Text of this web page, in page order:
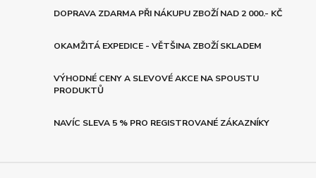
DOPRAVA ZDARMA PŘI NÁKUPU ZBOŽÍ NAD 2 000.- KČ
OKAMŽITÁ EXPEDICE - VĚTŠINA ZBOŽÍ SKLADEM
VÝHODNÉ CENY A SLEVOVÉ AKCE NA SPOUSTU
PRODUKTŮ
NAVÍC SLEVA 5 % PRO REGISTROVANÉ ZÁKAZNÍKY